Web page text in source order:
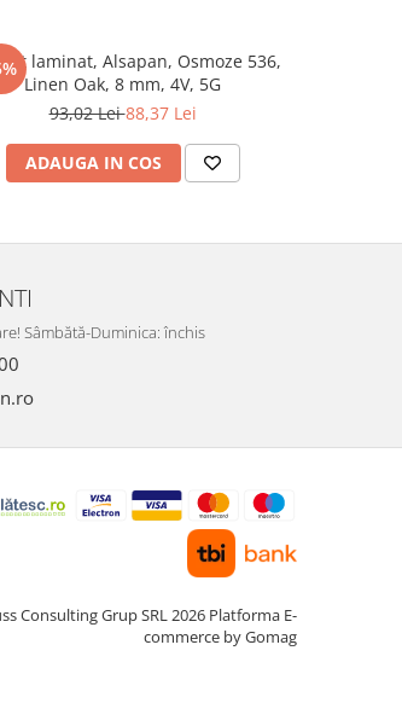
laminat, Alsapan, Osmoze 536,
Linen Oak, 8 mm, 4V, 5G
93,02 Lei88,37 Lei
ADAUGA IN COS
Sâmbătă-Duminica: închis
Consulting Grup SRL 2026 Platforma E-
commerce by Gomag